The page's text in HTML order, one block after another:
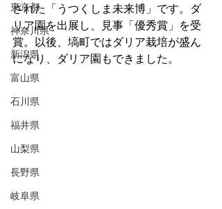
東京都
神奈川県
新潟県
富山県
石川県
福井県
山梨県
長野県
岐阜県
された「うつくしま未来博」です。ダ
リア園を出展し、見事「優秀賞」を受
賞。以後、塙町ではダリア栽培が盛ん
になり、ダリア園もできました。